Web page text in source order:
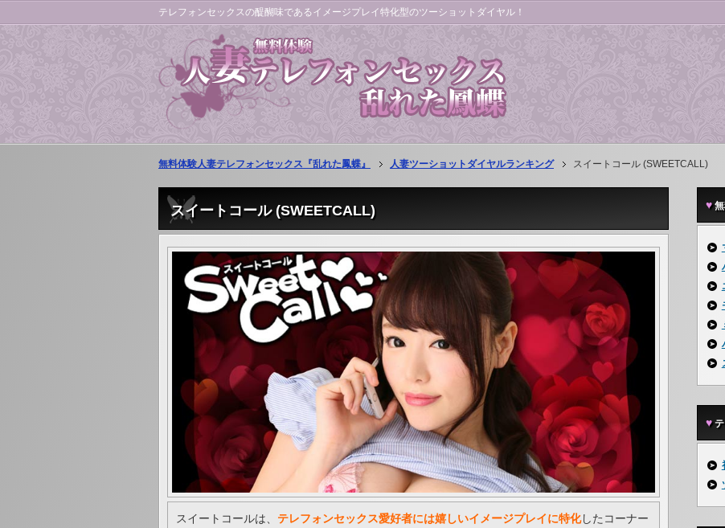
テレフォンセックスの醍醐味であるイメージプレイ特化型のツーショットダイヤル！
無料体験人妻テレフォンセックス『乱れた鳳蝶』 人妻ツーショットダイヤルランキング スイートコール (SWEETCALL)
スイートコール (SWEETCALL)
スイートコールは、 テレフォンセックス愛好者には嬉しいイメージプレイに特化したコーナー